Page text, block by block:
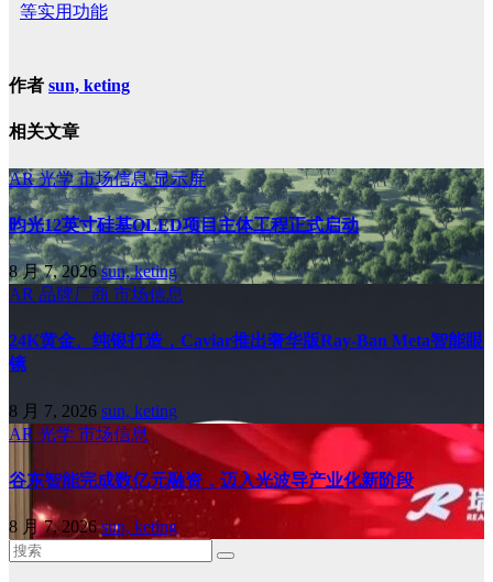
等实用功能
作者 sun, keting
相关文章
AR光学市场信息显示屏
昀光12英寸硅基OLED项目主体工程正式启动
8 月 7, 2026sun, keting
AR 品牌厂商 市场信息
24K黄金、纯银打造，Caviar推出奢华版Ray-Ban Meta智能眼
镜
8 月 7, 2026 sun, keting
AR 光学 市场信息
谷东智能完成数亿元融资，迈入光波导产业化新阶段
8 月 7, 2026sun, keting